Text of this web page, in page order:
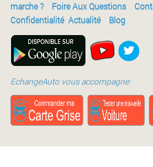
marche ?
Foire Aux Questions
Confidentialité Actualité Blog
EchangeAuto vous accompagne: